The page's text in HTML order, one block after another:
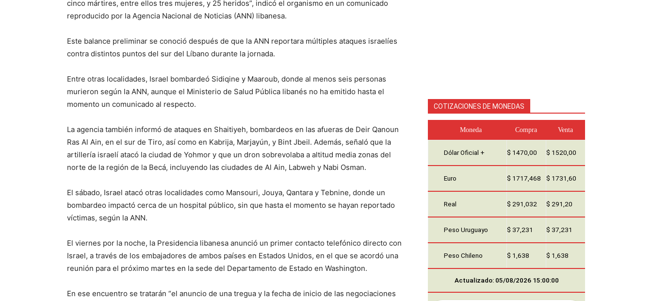
cinco mártires, entre ellos tres mujeres, y 25 heridos”, indicó el organismo en un comunicado
reproducido por la Agencia Nacional de Noticias (ANN) libanesa.
Este balance preliminar se conoció después de que la ANN reportara múltiples ataques israelíes
contra distintos puntos del sur del Líbano durante la jornada.
Entre otras localidades, Israel bombardeó Sidiqine y Maaroub, donde al menos seis personas
murieron según la ANN, aunque el Ministerio de Salud Pública libanés no ha emitido hasta el
momento un comunicado al respecto.
La agencia también informó de ataques en Shaitiyeh, bombardeos en las afueras de Deir Qanoun
Ras Al Ain, en el sur de Tiro, así como en Kabrija, Marjayún, y Bint Jbeil. Además, señaló que la
artillería israelí atacó la ciudad de Yohmor y que un dron sobrevolaba a altitud media zonas del
norte de la región de la Becá, incluyendo las ciudades de Al Ain, Labweh y Nabi Osman.
El sábado, Israel atacó otras localidades como Mansouri, Jouya, Qantara y Tebnine, donde un
bombardeo impactó cerca de un hospital público, sin que hasta el momento se hayan reportado
víctimas, según la ANN.
El viernes por la noche, la Presidencia libanesa anunció un primer contacto telefónico directo con
Israel, a través de los embajadores de ambos países en Estados Unidos, en el que se acordó una
reunión para el próximo martes en la sede del Departamento de Estado en Washington.
En ese encuentro se tratarán “el anuncio de una tregua y la fecha de inicio de las negociaciones
COTIZACIONES DE MONEDAS
Moneda Compra Venta
Dólar Oficial + $ 1470,00 $ 1520,00
Euro $ 1717,468 $ 1731,60
Real $ 291,032 $ 291,20
Peso Uruguayo $ 37,231 $ 37,231
Peso Chileno $ 1,638 $ 1,638
Actualizado: 05/08/2026 15:00:00